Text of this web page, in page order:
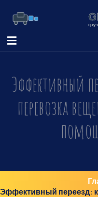
Эффективный
перевозка
Эффективный переезд: